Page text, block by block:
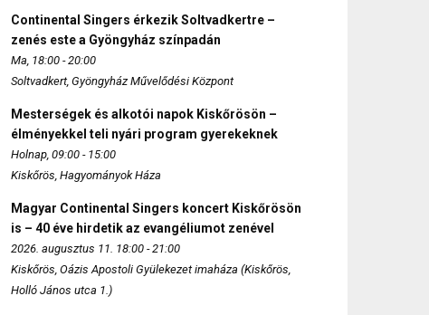
Continental Singers érkezik Soltvadkertre –
zenés este a Gyöngyház színpadán
Ma, 18:00 - 20:00
Soltvadkert, Gyöngyház Művelődési Központ
Mesterségek és alkotói napok Kiskőrösön –
élményekkel teli nyári program gyerekeknek
Holnap, 09:00 - 15:00
Kiskőrös, Hagyományok Háza
Magyar Continental Singers koncert Kiskőrösön
is – 40 éve hirdetik az evangéliumot zenével
2026. augusztus 11. 18:00 - 21:00
Kiskőrös, Oázis Apostoli Gyülekezet imaháza (Kiskőrös,
Holló János utca 1.)